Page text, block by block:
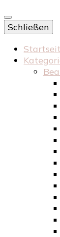
Schließen